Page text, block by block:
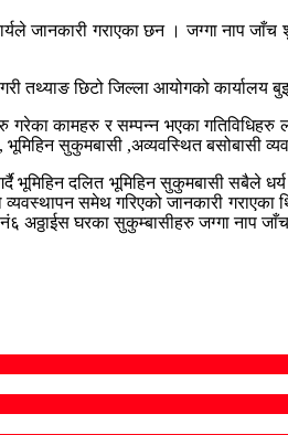
जानकारी गराएका छन । जग्गा नाप
तथ्याङ छिटो जिल्ला आयोगको कार्यालय
कामहरु र सम्पन्न भएका
सुकुमबासी ,अव्यवस्थित बसोबासी
भूमिहिन दलित भूमिहिन सुकुमबासी
समेथ गरिएको जानकारी गराएका
अठ्ठाईस घरका सुकुम्बासीहरु जग्गा नाप